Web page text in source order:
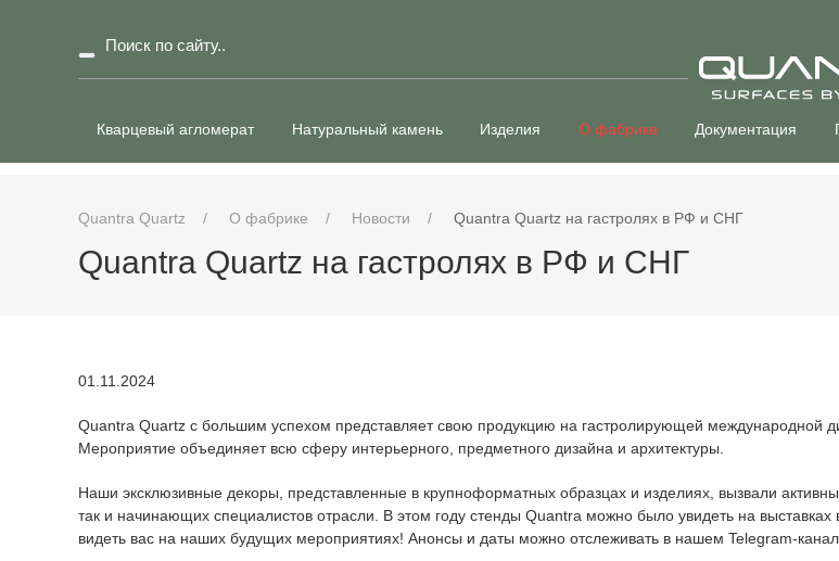
Кварцевый агломерат Натуральный камень Изделия О фабрике Документация
Quantra Quartz О фабрике Новости Quantra Quartz на гастролях в РФ и СНГ
Quantra Quartz на гастролях в РФ и СНГ
01.11.2024
Quantra Quartz с большим успехом представляет свою продукцию на гастролирующей
Мероприятие объединяет всю сферу интерьерного, предметного дизайна и архитектуры.
Наши эксклюзивные декоры, представленные в крупноформатных образцах и изделиях, вызвали
так и начинающих специалистов отрасли. В этом году стенды Quantra можно было увидеть на
видеть вас на наших будущих мероприятиях! Анонсы и даты можно отслеживать в нашем Telegram-